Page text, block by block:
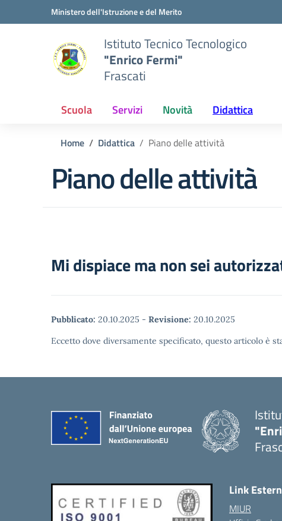
Vai ai contenuti
Vai al menu di navigazioneMinistero dell'Istruzione e del Merito
Istituto Tecnico Tecnologico
"Enrico Fermi"
Frascati
Scuola Servizi Novità Didattica
Home Didattica Piano delle attività
Piano delle attività
Mi dispiace ma non sei
Pubblicato: 20.10.2025 - Revisione: 20.10.2025
Eccetto dove diversamente specificato, questo articolo è
Link
MIUR